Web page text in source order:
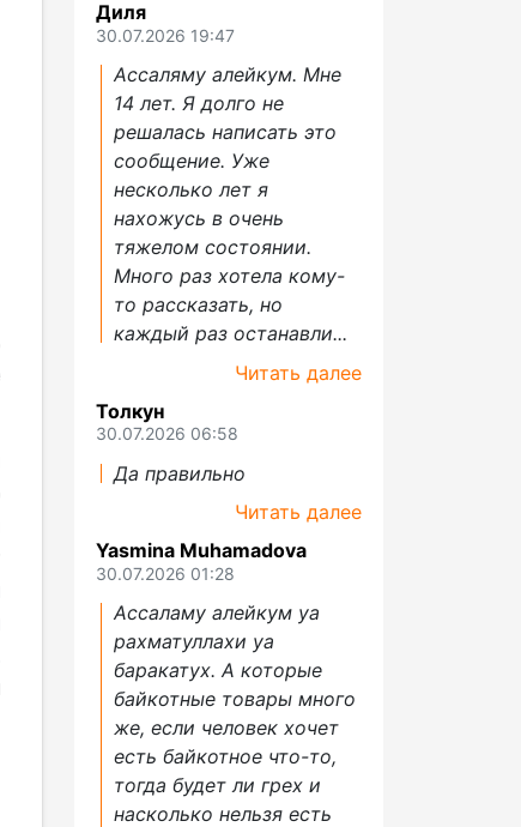
Диля
30.07.2026 19:47
Ассаляму алейкум. Мне
14 лет. Я долго не
решалась написать это
сообщение. Уже
несколько лет я
нахожусь в очень
тяжелом состоянии.
Много раз хотела кому-
то рассказать, но
каждый раз останавли...
Читать далее
Толкун
30.07.2026 06:58
Да правильно
Читать далее
Yasmina Muhamadova
30.07.2026 01:28
Ассаламу алейкум уа
рахматуллахи уа
баракатух. А которые
байкотные товары много
же, если человек хочет
есть байкотное что-то,
тогда будет ли грех и
насколько нельзя есть